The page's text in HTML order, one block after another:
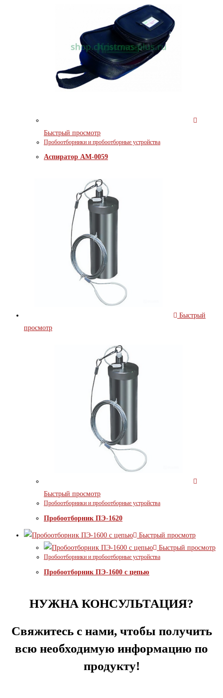
Быстрый просмотр
Пробоотборники и пробоотборные устройства
Аспиратор АМ-0059
Быстрый
просмотр
Быстрый просмотр
Пробоотборники и пробоотборные устройства
Пробоотборник ПЭ-1620
Быстрый просмотр
Быстрый просмотр
Пробоотборники и пробоотборные устройства
Пробоотборник ПЭ-1600 с цепью
НУЖНА КОНСУЛЬТАЦИЯ?
Свяжитесь с нами, чтобы получить
всю необходимую информацию по
продукту!